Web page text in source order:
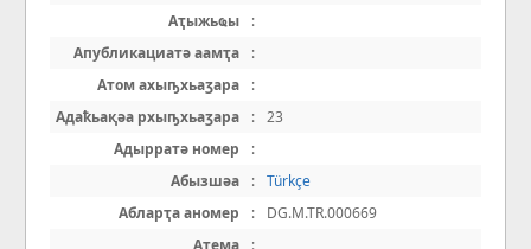
Аҭыжьҩы
:
Апубликациатә аамҭа
:
Атом ахыҧхьаӡара
:
Адаҟьақәа рхыҧхьаӡара
: 23
Адырратә номер
:
Абызшәа
: Türkçe
Абларҭа аномер
:
DG.M.TR.000669
Атема
: